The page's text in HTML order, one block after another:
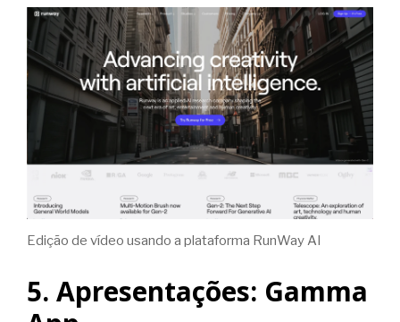
Edição de vídeo usando a plataforma RunWay AI
5. Apresentações: Gamma